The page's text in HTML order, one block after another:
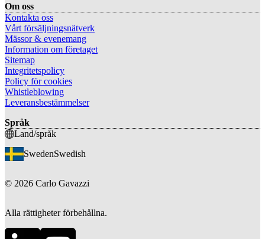
Om oss
Kontakta oss
Vårt försäljningsnätverk
Mässor & evenemang
Information om företaget
Sitemap
Integritetspolicy
Policy för cookies
Whistleblowing
Leveransbestämmelser
Språk
Land/språk
SwedenSwedish
© 2026 Carlo Gavazzi
Alla rättigheter förbehållna.